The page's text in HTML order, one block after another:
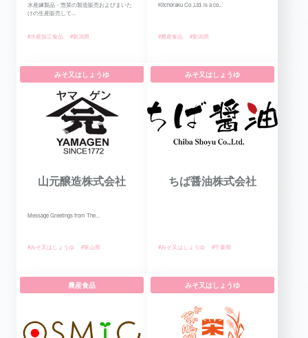
水産練製品・惣菜の製造販売およびまいた
けの生産販売して...
#水産加工食品 #新潟県
Kitchoraku Co.,Ltd. is a co...
#農産食品 #新潟県
みそ又はしょうゆ
山元醸造株式会社
Message Greetings from The...
#みそ又はしょうゆ #富山県
みそ又はしょうゆ
ちば醤油株式会社
#みそ又はしょうゆ #千葉県
農産食品 みそ又はしょうゆ